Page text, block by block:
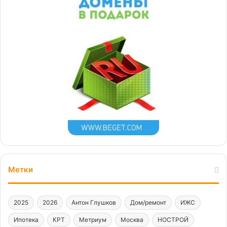
Метки
2025 2026 Антон Глушков Дом/ремонт ИЖС
Ипотека КРТ Метриум Москва НОСТРОЙ